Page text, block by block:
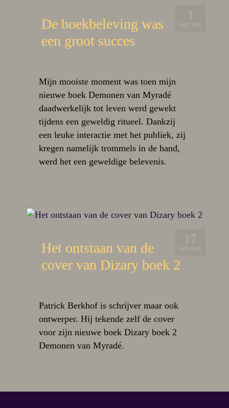
1
DEC 2019
De boekbeleving was
een groot succes
Mijn mooiste moment was toen mijn
nieuwe boek Demonen van Myradé
daadwerkelijk tot leven werd gewekt
tijdens een geweldig ritueel. Dankzij
een leuke interactie met het publiek, zij
kregen namelijk trommels in de hand,
werd het een geweldige belevenis.
17
NOV 2019
Het ontstaan van de
cover van Dizary boek 2
Patrick Berkhof is schrijver maar ook
ontwerper. Hij tekende zelf de cover
voor zijn nieuwe boek Dizary boek 2
Demonen van Myradé.